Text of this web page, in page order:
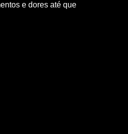
e dores até que